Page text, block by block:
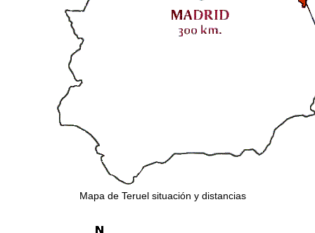
Mapa de Teruel situación y distancias